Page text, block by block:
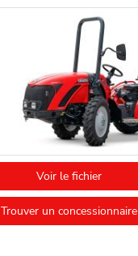
Voir le fichier
Trouver un concessionnaire